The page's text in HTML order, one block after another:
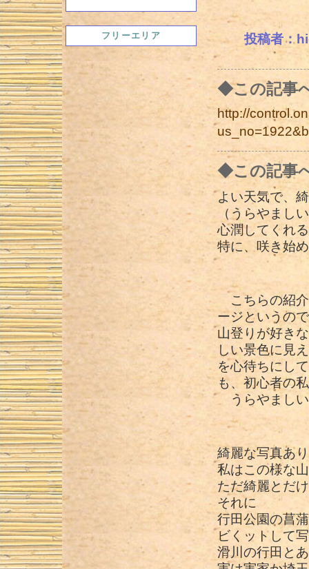
フリーエリア 投稿者：
◆この記事
http://
◆この記事
よい天気で、
（うらやまし
心潤してくれ
特に、咲き始
こちらの紹介
ージというの
山登りが好き
しい景色に見
を心待ちにし
も、初心者の
うらやまし
綺麗な写真あ
私はこの様な
ただ綺麗とだ
それに
行田公園の菖
ビくットして
滑川の行田と